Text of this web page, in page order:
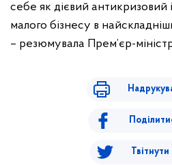
себе як дієвий антикризовий
малого бізнесу в
– резюмувала Прем’єр-
Твітнути